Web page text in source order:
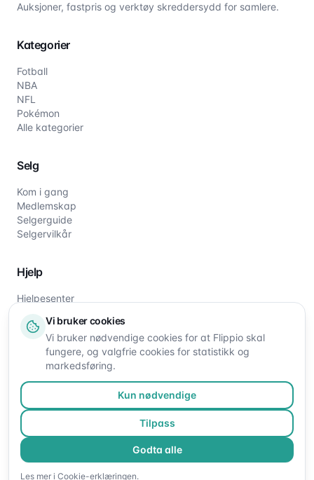
Auksjoner, fastpris og verktøy skreddersydd for samlere.
Kategorier
Fotball
NBA
NFL
Pokémon
Alle kategorier
Selg
Kom i gang
Medlemskap
Selgerguide
Selgervilkår
Hjelp
Hjelpesenter
Om oss
Kontakt oss
©2026Flippio. Alle rettigheter reservert.
Vi bruker cookies
Vi bruker nødvendige cookies for at Flippio skal
fungere, og valgfrie cookies for statistikk og
markedsføring.
Kun nødvendige
Tilpass
Godta alle
Les mer i Cookie-erklæringen.